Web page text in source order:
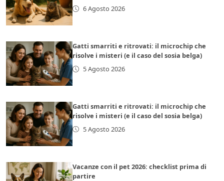
6 Agosto 2026
Gatti smarriti e ritrovati: il microchip che
risolve i misteri (e il caso del sosia belga)
5 Agosto 2026
Gatti smarriti e ritrovati: il microchip che
risolve i misteri (e il caso del sosia belga)
5 Agosto 2026
Vacanze con il pet 2026: checklist prima di
partire